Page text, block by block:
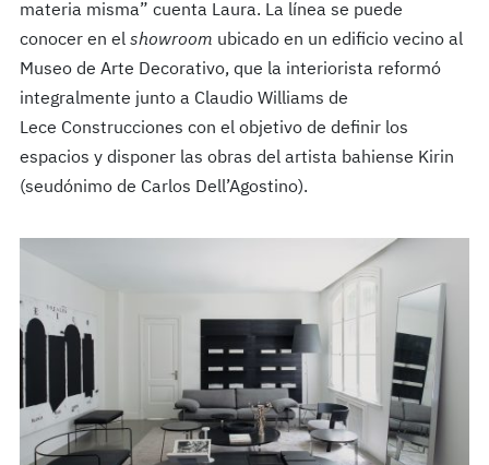
materia misma” cuenta Laura. La línea se puede
conocer en el showroom ubicado en un edificio vecino al
Museo de Arte Decorativo, que la interiorista reformó
integralmente junto a Claudio Williams de
Lece Construcciones con el objetivo de definir los
espacios y disponer las obras del artista bahiense Kirin
(seudónimo de Carlos Dell’Agostino).